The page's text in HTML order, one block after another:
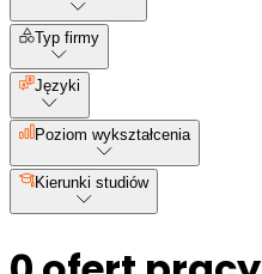
Typ firmy
Języki
Poziom wykształcenia
Kierunki studiów